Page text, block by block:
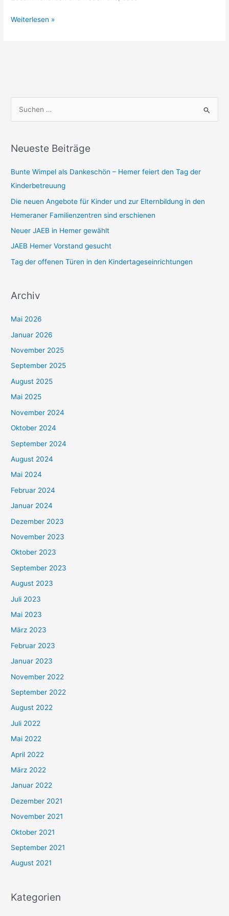
Neue
Weiterlesen »
h
n
n
a
c
h
Neueste Beiträge
Bunte Wimpel als Dankeschön – Hemer feiert den Tag der
Kinderbetreuung
Die neuen Angebote für Kinder und zur Elternbildung in den
Hemeraner Familienzentren sind erschienen
Neuer JAEB in Hemer gewählt
JAEB Hemer Vorstand gesucht
Tag der offenen Türen in den Kindertageseinrichtungen
Archiv
Mai 2026
Januar 2026
November 2025
September 2025
August 2025
Mai 2025
November 2024
Oktober 2024
September 2024
August 2024
Mai 2024
Februar 2024
Januar 2024
Dezember 2023
November 2023
Oktober 2023
September 2023
August 2023
Juli 2023
Mai 2023
März 2023
Februar 2023
Januar 2023
November 2022
September 2022
August 2022
Juli 2022
Mai 2022
April 2022
März 2022
Januar 2022
Dezember 2021
November 2021
Oktober 2021
September 2021
August 2021
Kategorien